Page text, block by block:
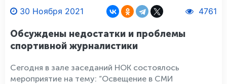
30 Ноября 2021 4761
Обсуждены недостатки и проблемы
спортивной журналистики
Сегодня в зале заседаний НОК состоялось
мероприятие на тему: “Освещение в СМИ